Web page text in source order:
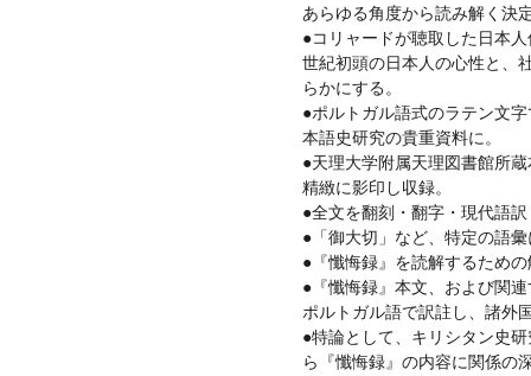
あらゆる角度から読み解く決
●コリャードが聴取した日本
世紀初頭の日本人の心性と、
らかにする。
●ポルトガル語式のラテン文
本語史研究の貴重資料に。
●天理大学附属天理図書館所
精緻に影印し収録。
●全文を翻刻・翻字・現代語
●「御大切」など、特定の語
●『懺悔録』を読解するため
●『懺悔録』本文、および関
ポルトガル語で訳註し、諸外
●特論として、キリシタン史
ら『懺悔録』の内容に関係の